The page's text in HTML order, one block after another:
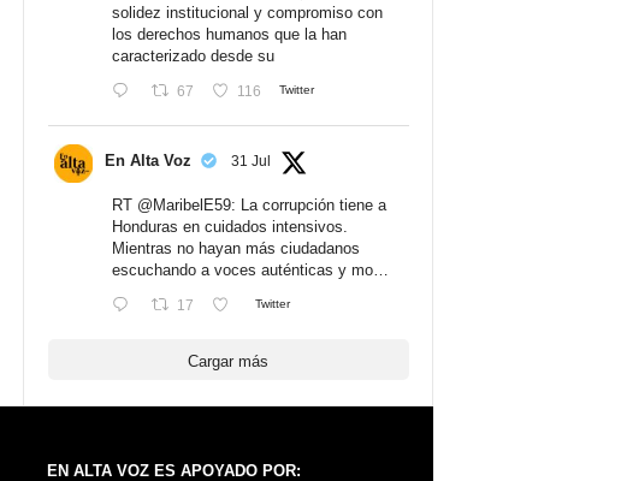
solidez institucional y compromiso con
los derechos humanos que la han
caracterizado desde su
67 116 Twitter
En Alta Voz 31 Jul
RT @MaribelE59: La corrupción tiene a
Honduras en cuidados intensivos.
Mientras no hayan más ciudadanos
escuchando a voces auténticas y mo…
17 Twitter
Cargar más
EN ALTA VOZ ES APOYADO POR: